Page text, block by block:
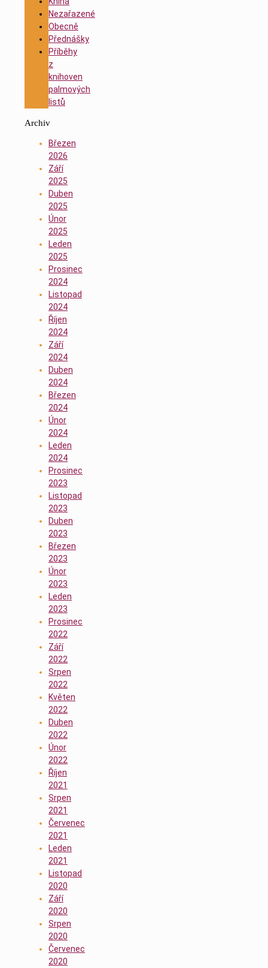
Nezařazené
Obecně
Přednášky
Příběhy
z
knihoven
palmových
listů
Archiv
Březen
2026
Září
2025
Duben
2025
Únor
2025
Leden
2025
Prosinec
2024
Listopad
2024
Říjen
2024
Září
2024
Duben
2024
Březen
2024
Únor
2024
Leden
2024
Prosinec
2023
Listopad
2023
Duben
2023
Březen
2023
Únor
2023
Leden
2023
Prosinec
2022
Září
2022
Srpen
2022
Květen
2022
Duben
2022
Únor
2022
Říjen
2021
Srpen
2021
Červenec
2021
Leden
2021
Listopad
2020
Září
2020
Srpen
2020
Červenec
2020